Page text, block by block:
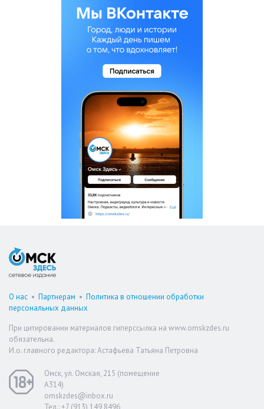
О нас • Партнерам • Политика в отношении обработки
персональных данных
При цитировании материалов гиперссылка на www.omskzdes.ru
обязательна.
И.о. главного редактора: Астафьева Татьяна Петровна
Омск, ул. Омская, 215 (помещение
А314)
omskzdes@inbox.ru